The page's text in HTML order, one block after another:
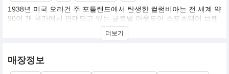
1938년 미국 오리건 주 포틀랜드에서 탄생한 컬럼비아는 전 세계 약
90여 개 국가에서 판매되고 있는 글로벌 아웃도어 스포츠웨어 브랜
드입니다. 컬럼비아의 수장 거트 보일 회장의 굳건한 브랜드 철학에
따라 정통 아웃도어부터 캐주얼한 라이프스타일 제품에 이르기까
는 최고의 제품을 선보입니다.
더보기
매장정보